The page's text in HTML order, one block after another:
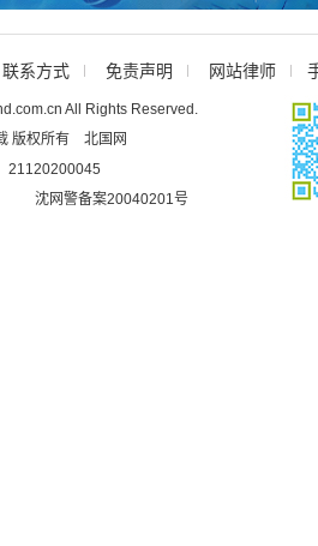
联系方式 免责声明 网站律师
All Rights Reserved.
版权所有 北国网
21120200045
沈网警备案20040201号